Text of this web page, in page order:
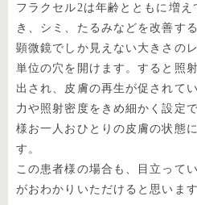
フラクセル2は年齢とともに増え
き、シミ、たるみなどを改善す
顕微鏡でしか見えない大きさの
単位の穴を開けます。すると照
出され、皮膚の再生が促されて
力や照射密度をきめ細かく設定
様お一人おひとりの皮膚の状態
す。
この患者様の場合も、目立って
がおわかりいただけると思います